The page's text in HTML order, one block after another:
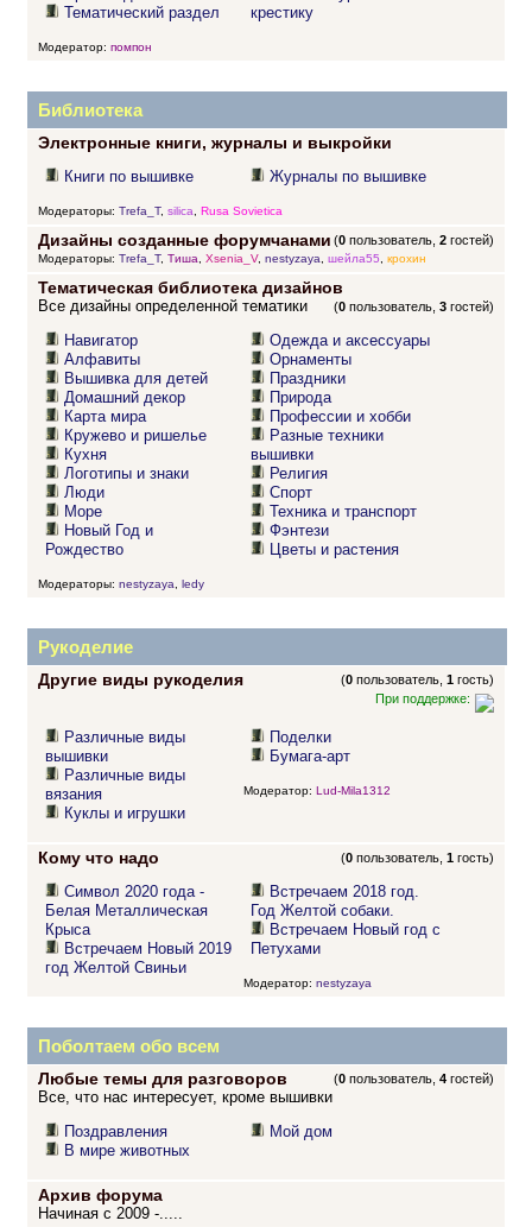
Тематический раздел
крестику
Модератор: помпон
Библиотека
Электронные книги, журналы и выкройки
Книги по вышивке Журналы по вышивке
Модераторы: Trefa_T, silica Rusa Sovietica
Дизайны созданные форумчанами (0 пользователь,2 гостей)
Модераторы: Trefa_T, Тиша, Xsenia_V, nestyzaya, шейла55, крохин
Тематическая библиотека дизайнов
(0 пользователь,3 гостей)
Все дизайны определенной тематики
Навигатор
Алфавиты
Вышивка для детей
Домашний декор
Карта мира
Кружево и ришелье
Кухня
Логотипы и знаки
Люди
Море
Новый Год и
Рождество
Одежда и аксессуары
Орнаменты
Праздники
Природа
Профессии и хобби
Разные техники
вышивки
Религия
Спорт
Техника и транспорт
Фэнтези
Цветы и растения
Модераторы: nestyzaya ledy
Рукоделие
Другие виды рукоделия (0 пользователь,1 гость)
При поддержке:
Различные виды
вышивки
Различные виды
вязания
Куклы и игрушки
Поделки
Бумага-арт
Модератор: Lud-Mila1312
Кому что надо (0 пользователь,1 гость)
Символ 2020 года -
Белая Металлическая
Крыса
Встречаем Новый 2019
год Желтой Свиньи
Встречаем 2018 год.
Год Желтой собаки.
Встречаем Новый год с
Петухами
Модератор: nestyzaya
Поболтаем обо всем
Любые темы для разговоров (0 пользователь,4 гостей)
Все, что нас интересует, кроме вышивки
Поздравления
В мире животных
Мой дом
Архив форума
Начиная с 2009 -.....